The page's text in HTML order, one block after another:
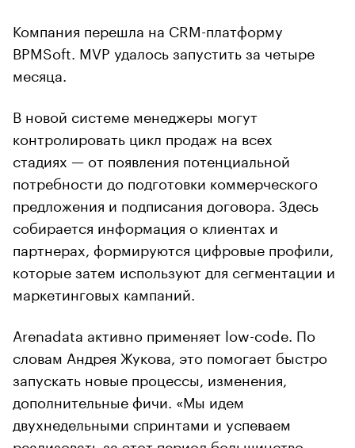
Компания перешла на CRM-платформу
BPMSoft. MVP удалось запустить за четыре
месяца.
В новой системе менеджеры могут
контролировать цикл продаж на всех
стадиях — от появления потенциальной
потребности до подготовки коммерческого
предложения и подписания договора. Здесь
собирается информация о клиентах и
партнерах, формируются цифровые профили,
которые затем используют для сегментации и
маркетинговых кампаний.
Arenadata активно применяет low-code. По
словам Андрея Жукова, это помогает быстро
запускать новые процессы, изменения,
дополнительные фичи. «Мы идем
двухнедельными спринтами и успеваем